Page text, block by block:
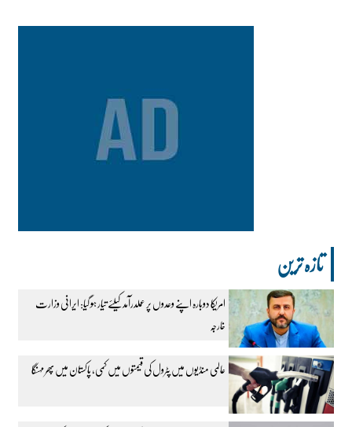
تازہ ترین
امریکا دوبارہ اپنے وعدوں پر عملدرآمد کیلئے تیار ہو گیا: ایرانی وزارت
خارجہ
عالمی منڈیوں میں پٹرول کی قیمتوں میں کمی، پاکستان میں پھر مہنگا